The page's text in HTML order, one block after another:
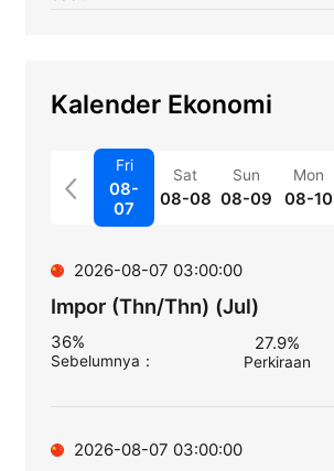
Kalender Ekonomi
Fri
08-
07
Sat
08-08
Sun
08-09
Mon
08-10
2026-08-07 03:00:00
Impor (Thn/Thn) (Jul)
36%
Sebelumnya ：
27.9%
Perkiraan
2026-08-07 03:00:00